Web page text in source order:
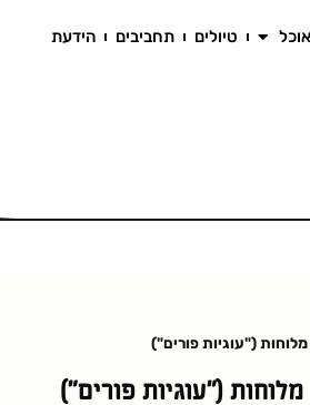
אוכל טיולים תחביבים הידעת
מלוחות ("עוגיות פורים")
מלוחות ("עוגיות פורים")